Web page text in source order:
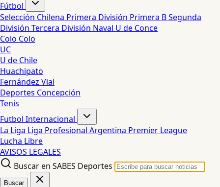
Fútbol
Selección Chilena Primera División Primera BSegunda
División Tercera División Naval U de Conce
Colo Colo
UC
U de Chile
Huachipato
Fernández Vial
Deportes Concepción
Tenis
Futbol Internacional
La Liga Liga Profesional Argentina Premier League
Lucha Libre
AVISOS LEGALES
Buscar en SABES Deportes
Buscar